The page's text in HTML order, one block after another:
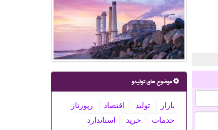
موضوع های تولیدو
بازار تولید اقتصاد
رپورتاژ
خدمات
خرید
استاندارد